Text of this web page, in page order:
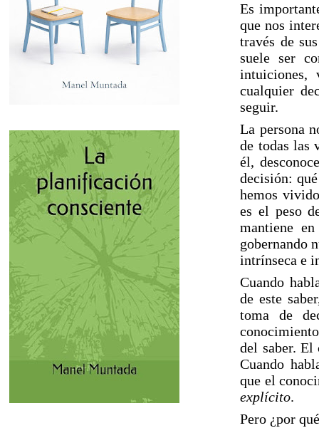
Es
que nos
través de
suele ser
intuiciones,
cualquier
seguir.
La persona
de todas las
él,
decisión:
hemos
es el peso
mantiene
gobernando
intrínseca e
Cuando
de este
toma de
del saber. El
Cuando
que el
explícito.
Pero ¿por